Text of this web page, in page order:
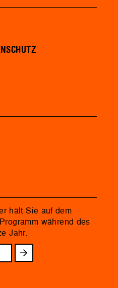
hält Sie auf dem
während des
Jahr.